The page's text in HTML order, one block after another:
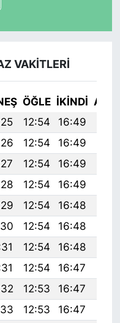
VAKITLERI
ÖĞLE İKINDI
12:54 16:49
12:54 16:49
12:54 16:49
12:54 16:49
12:54 16:48
12:54 16:48
12:54 16:48
12:54 16:47
12:53 16:47
12:53 16:47